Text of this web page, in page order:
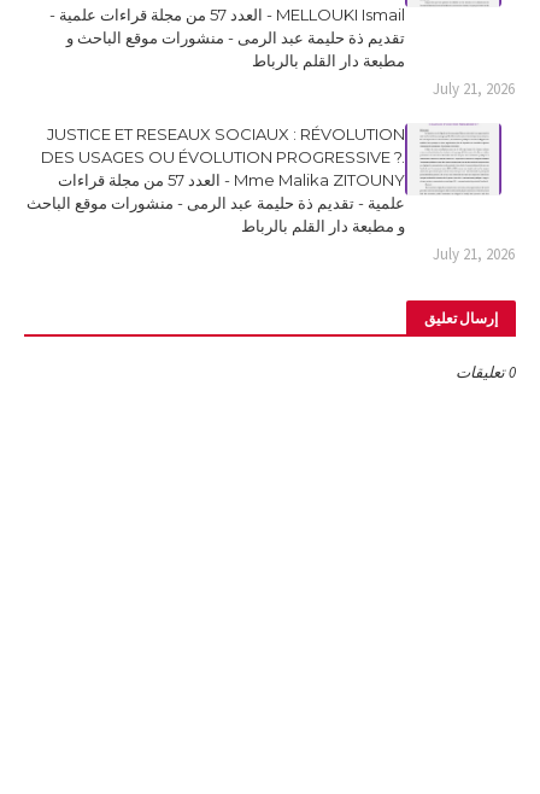
MELLOUKI Ismail - العدد 57 من مجلة قراءات علمية -
تقديم ذة حليمة عبد الرمى - منشورات موقع الباحث و
مطبعة دار القلم بالرباط
July 21, 2026
JUSTICE ET RESEAUX SOCIAUX : RÉVOLUTION
DES USAGES OU ÉVOLUTION PROGRESSIVE ?.
Mme Malika ZITOUNY - العدد 57 من مجلة قراءات
علمية - تقديم ذة حليمة عبد الرمى - منشورات موقع الباحث
و مطبعة دار القلم بالرباط
July 21, 2026
إرسال تعليق
0 تعليقات